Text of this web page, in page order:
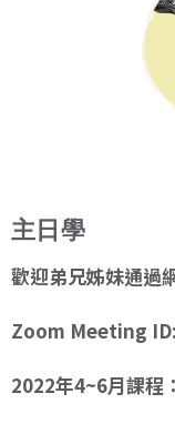
主日學
歡迎弟兄姊妹通過
Zoom Meeting
2022年4~6月課程：